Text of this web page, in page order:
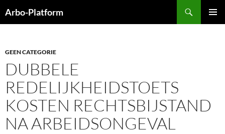
naar
Arbo-Platform
GEEN CATEGORIE
DUBBELE
REDELIJKHEIDSTOETS
KOSTEN RECHTSBIJSTAND
NA ARBEIDSONGEVAL